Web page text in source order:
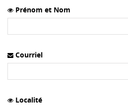
Prénom et Nom
Courriel
Localité